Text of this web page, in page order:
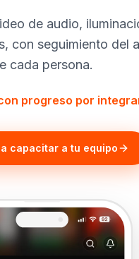
de audio,
con seguimiento del
cada persona.
progreso por
a capacitar a tu equipo